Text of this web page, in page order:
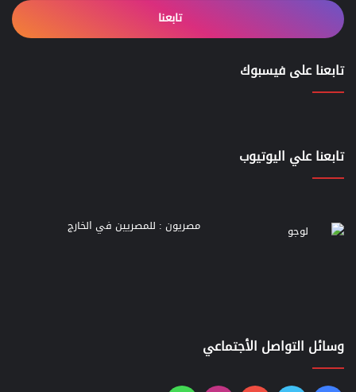
تابعنا
تابعنا على فيسبوك
تابعنا علي اليوتيوب
مصريون : للمصريين في الخارج
وسائل التواصل الأجتماعي